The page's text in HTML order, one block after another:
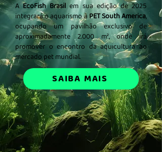
AEcoFish Brasil em sua edição de 2025
integrará o aquarismo àPET South America,
ocupando um pavilhão exclusivo de
aproximadamente 2.000 m², onde irá
promover o encontro da aquicultura ao
mercado pet mundial.
SAIBA MAIS